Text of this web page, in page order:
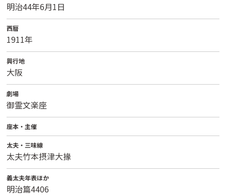
明治44年6月1日
西暦
1911年
興行地
大阪
劇場
御霊文楽座
座本・主催
太夫・三味線
太夫竹本摂津大掾
義太夫年表ほか
明治篇4406